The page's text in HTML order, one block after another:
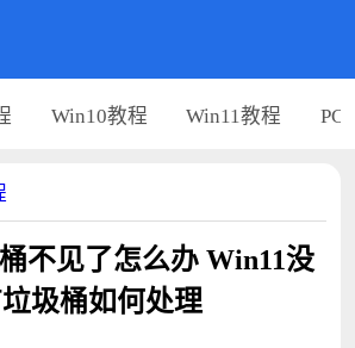
Win10教程 Win11教程 PC
不见了怎么办 Win11没
圾桶如何处理